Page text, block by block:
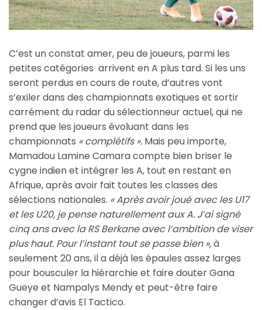
C’est un constat amer, peu de joueurs, parmi les
petites catégories arrivent en A plus tard. Si les uns
seront perdus en cours de route, d’autres vont
s’exiler dans des championnats exotiques et sortir
carrément du radar du sélectionneur actuel, qui ne
prend que les joueurs évoluant dans les
championnats « complétifs ». Mais peu importe,
Mamadou Lamine Camara compte bien briser le
cygne indien et intégrer les A, tout en restant en
Afrique, après avoir fait toutes les classes des
sélections nationales. « Après avoir joué avec les U17
et les U20, je pense naturellement aux A. J’ai signé
cinq ans avec la RS Berkane avec l’ambition de viser
plus haut. Pour l’instant tout se passe bien »,à
seulement 20 ans, il a déjà les épaules assez larges
pour bousculer la hiérarchie et faire douter Gana
Gueye et Nampalys Mendy et peut-être faire
changer d’avis El Tactico.